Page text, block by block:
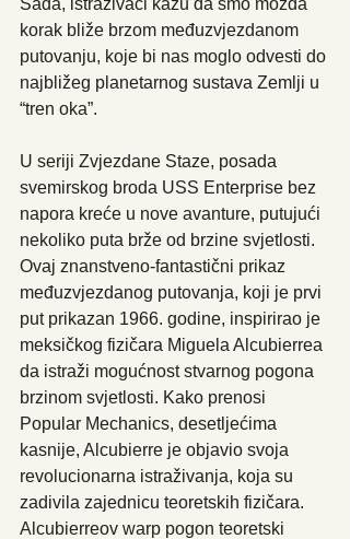
korak bliže brzom međuzvjezdanom
putovanju, koje bi nas moglo odvesti do
najbližeg planetarnog sustava Zemlji u
“tren oka”.
U seriji Zvjezdane Staze, posada
svemirskog broda USS Enterprise bez
napora kreće u nove avanture, putujući
nekoliko puta brže od brzine svjetlosti.
Ovaj znanstveno-fantastični prikaz
međuzvjezdanog putovanja, koji je prvi
put prikazan 1966. godine, inspirirao je
meksičkog fizičara Miguela Alcubierrea
da istraži mogućnost stvarnog pogona
brzinom svjetlosti. Kako prenosi
Popular Mechanics, desetljećima
kasnije, Alcubierre je objavio svoja
revolucionarna istraživanja, koja su
zadivila zajednicu teoretskih fizičara.
Alcubierreov warp pogon teoretski